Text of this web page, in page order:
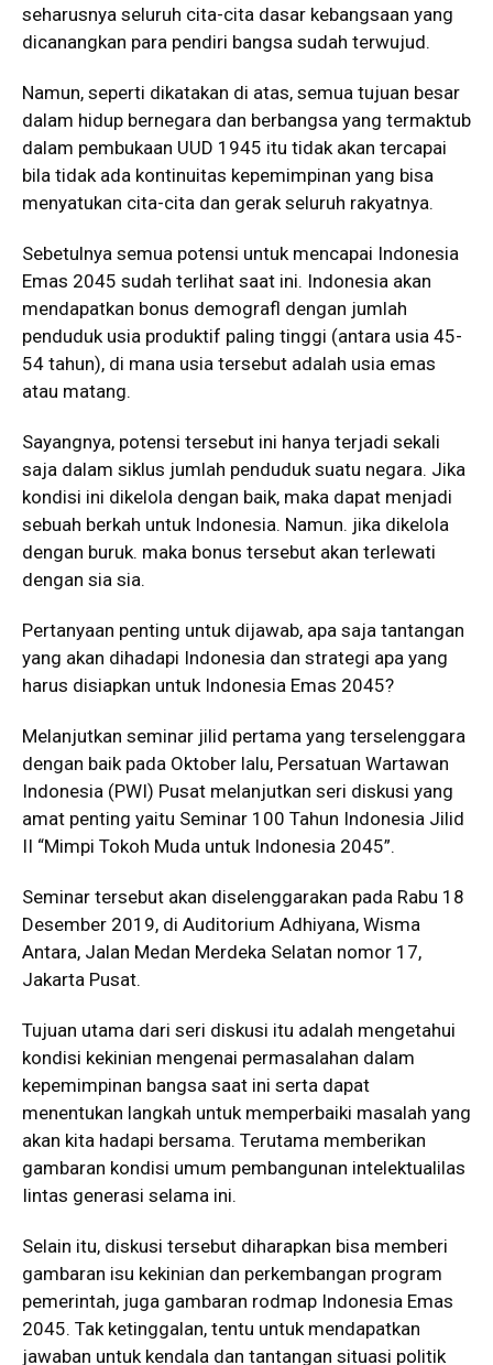
seharusnya seluruh cita-cita dasar kebangsaan yang
dicanangkan para pendiri bangsa sudah terwujud.
Namun, seperti dikatakan di atas, semua tujuan besar
dalam hidup bernegara dan berbangsa yang termaktub
dalam pembukaan UUD 1945 itu tidak akan tercapai
bila tidak ada kontinuitas kepemimpinan yang bisa
menyatukan cita-cita dan gerak seluruh rakyatnya.
Sebetulnya semua potensi untuk mencapai Indonesia
Emas 2045 sudah terlihat saat ini. Indonesia akan
mendapatkan bonus demografl dengan jumlah
penduduk usia produktif paling tinggi (antara usia 45-
54 tahun), di mana usia tersebut adalah usia emas
atau matang.
Sayangnya, potensi tersebut ini hanya terjadi sekali
saja dalam siklus jumlah penduduk suatu negara. Jika
kondisi ini dikelola dengan baik, maka dapat menjadi
sebuah berkah untuk Indonesia. Namun. jika dikelola
dengan buruk. maka bonus tersebut akan terlewati
dengan sia sia.
Pertanyaan penting untuk dijawab, apa saja tantangan
yang akan dihadapi Indonesia dan strategi apa yang
harus disiapkan untuk Indonesia Emas 2045?
Melanjutkan seminar jilid pertama yang terselenggara
dengan baik pada Oktober lalu, Persatuan Wartawan
Indonesia (PWI) Pusat melanjutkan seri diskusi yang
amat penting yaitu Seminar 100 Tahun Indonesia Jilid
II “Mimpi Tokoh Muda untuk Indonesia 2045”.
Seminar tersebut akan diselenggarakan pada Rabu 18
Desember 2019, di Auditorium Adhiyana, Wisma
Antara, Jalan Medan Merdeka Selatan nomor 17,
Jakarta Pusat.
Tujuan utama dari seri diskusi itu adalah mengetahui
kondisi kekinian mengenai permasalahan dalam
kepemimpinan bangsa saat ini serta dapat
menentukan langkah untuk memperbaiki masalah yang
akan kita hadapi bersama. Terutama memberikan
gambaran kondisi umum pembangunan intelektualilas
Iintas generasi selama ini.
Selain itu, diskusi tersebut diharapkan bisa memberi
gambaran isu kekinian dan perkembangan program
pemerintah, juga gambaran rodmap Indonesia Emas
2045. Tak ketinggalan, tentu untuk mendapatkan
jawaban untuk kendala dan tantangan situasi politik